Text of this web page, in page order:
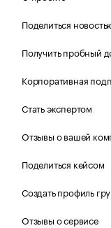
Поделиться
Получить пробный
Корпоративная
Стать экспертом
Отзывы о вашей
Поделиться кейсом
Создать профиль
Отзывы о сервисе